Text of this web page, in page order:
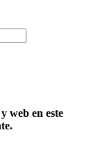
web en este